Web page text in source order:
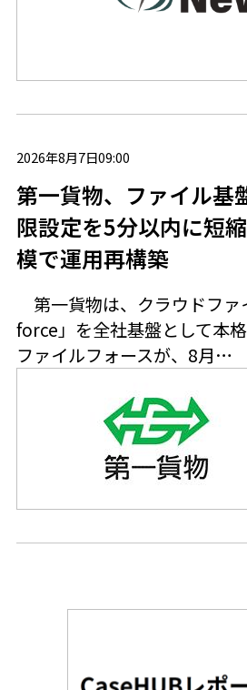
2026年8月7日09:00
第一貨物、ファイル基
限設定を5分以内に短
模で運用再構築
第一貨物は、クラウドファ
force」を全社基盤として本格
ファイルフォースが、8月…